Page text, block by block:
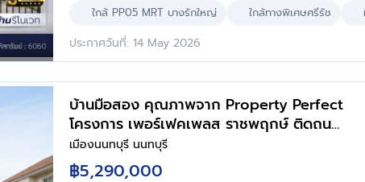
ใกล้ PP05 MRT บางรักใหญ่ ใกล้ทางพิเศษศรีรัช
ประกาศวันที่: 14 May 2026
บ้านมือสอง คุณภาพจาก Property Perfect
โครงการ เพอร์เฟคเพลส ราชพฤกษ์ ติดถนน
ราชพฤกษ์ เชื่อมต่อถนนรัตนาธิเบศร์ ใกล้
รถไฟฟ้าสายสีม่วง "สถานีบางรักน้อยท่าอิฐ"
เมืองนนทบุรี นนทบุรี
฿5,290,000